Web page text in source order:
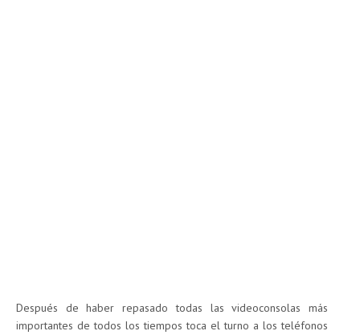
Después de haber repasado todas las videoconsolas más
importantes de todos los tiempos toca el turno a los teléfonos